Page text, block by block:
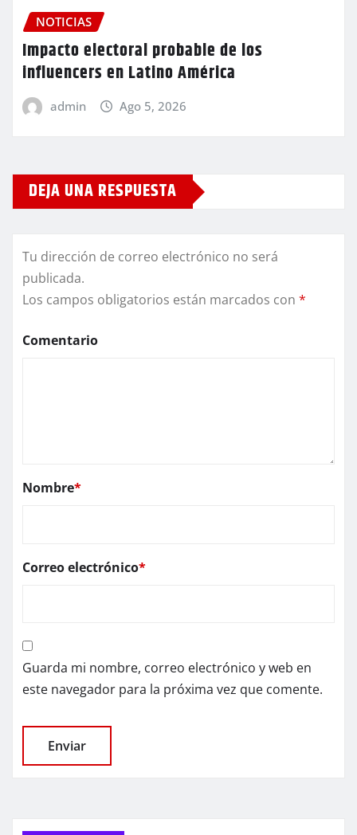
NOTICIAS
Impacto electoral probable de los
influencers en Latino América
admin Ago 5, 2026
DEJA UNA RESPUESTA
Tu dirección de correo electrónico no será
publicada.
Los campos obligatorios están marcados con *
Comentario
Nombre*
Correo electrónico*
Guarda mi nombre, correo electrónico y web en
este navegador para la próxima vez que comente.